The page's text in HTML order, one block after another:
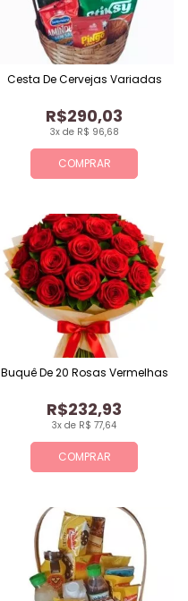
COMPRAR
3x de R$ 96,68
R$290,03
Cesta De Cervejas Variadas
COMPRAR
3x de R$ 77,64
R$232,93
Buquê De 20 Rosas Vermelhas